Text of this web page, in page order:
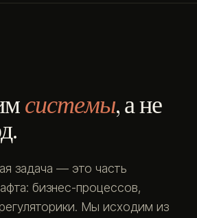
системы, а не
задача — это часть
бизнес-процессов,
Мы исходим из